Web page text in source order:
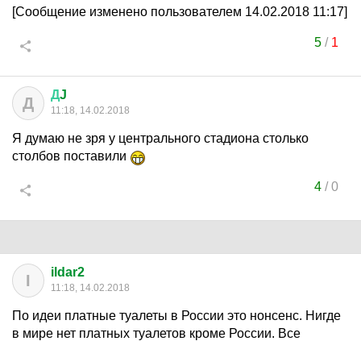
[Сообщение изменено пользователем 14.02.2018 11:17]
5/ 1
Д ДJ
11:18, 14.02.2018
Я думаю не зря у центрального стадиона столько
столбов поставили
4/0
I ildar2
11:18, 14.02.2018
По идеи платные туалеты в России это нонсенс. Нигде
в мире нет платных туалетов кроме России. Все